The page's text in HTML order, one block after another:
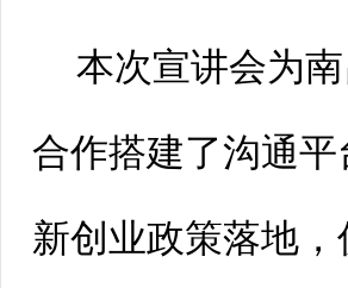
本次宣讲会为
合作搭建了沟通
新创业政策落地